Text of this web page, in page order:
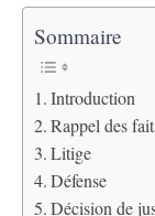
Sommaire
Introduction
Rappel des
Litige
Défense
Décision de